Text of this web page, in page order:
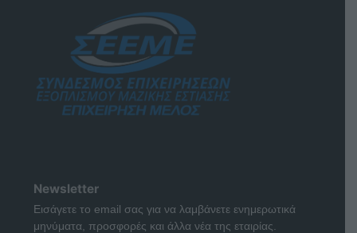
Newsletter
Εισάγετε το email σας για να λαμβάνετε ενημερωτικά
μηνύματα, προσφορές και άλλα νέα της εταιρίας.